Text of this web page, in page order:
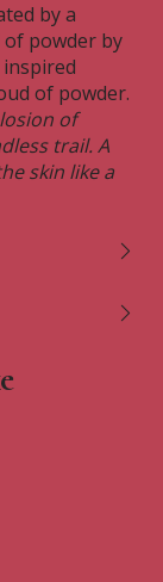
by a
powder by
of powder.
of
trail. A
skin like a